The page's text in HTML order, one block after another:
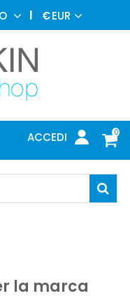
€EUR
0
ACCEDI
la marca